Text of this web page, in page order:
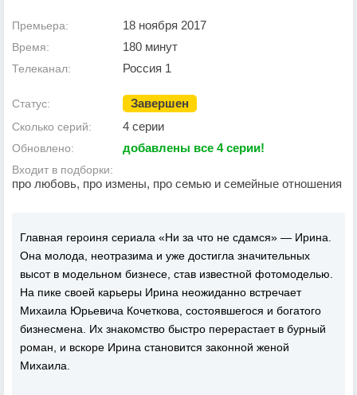
Премьера: 18 ноября 2017
Время: 180 минут
Телеканал: Россия 1
Статус: Завершен
Сколько серий: 4 серии
Обновлено: добавлены все 4 серии!
Входит в подборки:
про любовь, про измены, про семью и семейные отношения
Главная героиня сериала «Ни за что не сдамся» — Ирина.
Она молода, неотразима и уже достигла значительных
высот в модельном бизнесе, став известной фотомоделью.
На пике своей карьеры Ирина неожиданно встречает
Михаила Юрьевича Кочеткова, состоявшегося и богатого
бизнесмена. Их знакомство быстро перерастает в бурный
роман, и вскоре Ирина становится законной женой
Михаила.